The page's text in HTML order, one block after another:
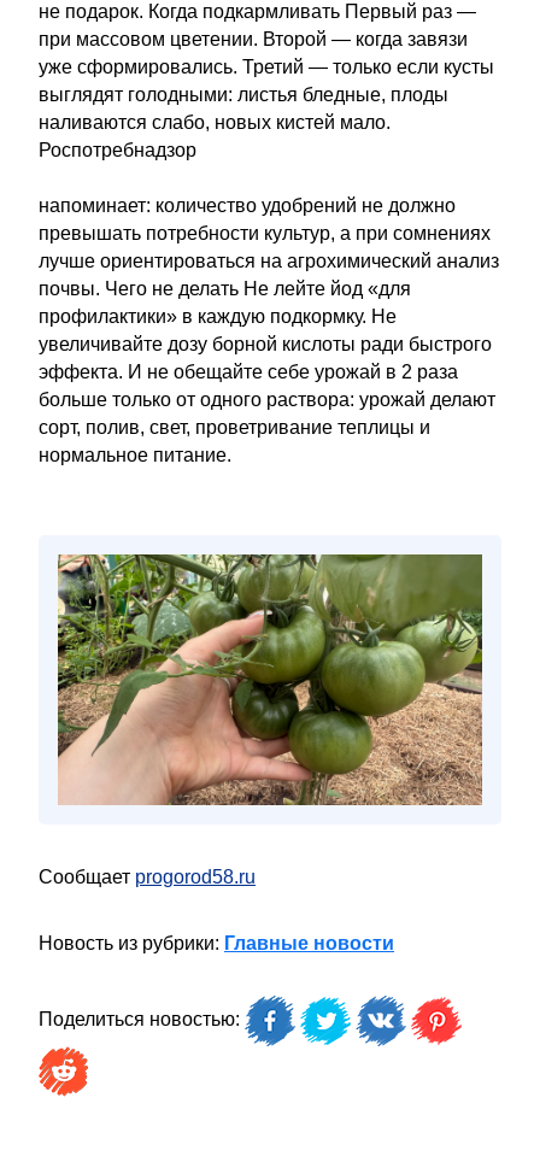
не подарок. Когда подкармливать Первый раз —
при массовом цветении. Второй — когда завязи
уже сформировались. Третий — только если кусты
выглядят голодными: листья бледные, плоды
наливаются слабо, новых кистей мало.
Роспотребнадзор
напоминает: количество удобрений не должно
превышать потребности культур, а при сомнениях
лучше ориентироваться на агрохимический анализ
почвы. Чего не делать Не лейте йод «для
профилактики» в каждую подкормку. Не
увеличивайте дозу борной кислоты ради быстрого
эффекта. И не обещайте себе урожай в 2 раза
больше только от одного раствора: урожай делают
сорт, полив, свет, проветривание теплицы и
нормальное питание.
Сообщает progorod58.ru
Новость из рубрики: Главные новости
Поделиться новостью: